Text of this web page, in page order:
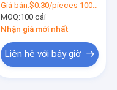
logo của riêng bạn
cho Xmas Party
trang trí
Giá bán:$0.30/pieces 100-1999 pieces
MOQ:100 cái
Nhận giá mới nhất
Liên hệ với bây giờ